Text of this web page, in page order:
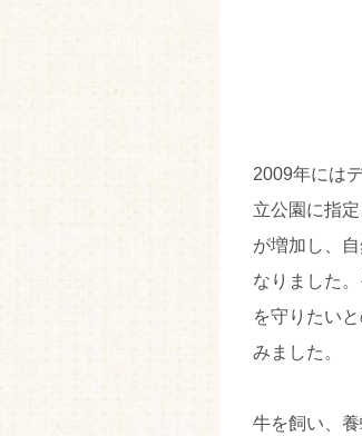
2009年には
立公園に指
が増加し、
なりました
を守りたい
みました。
牛を飼い、養